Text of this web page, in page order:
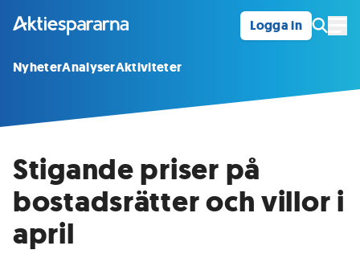
Logga in
NyheterAnalyserAktiviteter
Stigande priser på
bostadsrätter och villor i
april